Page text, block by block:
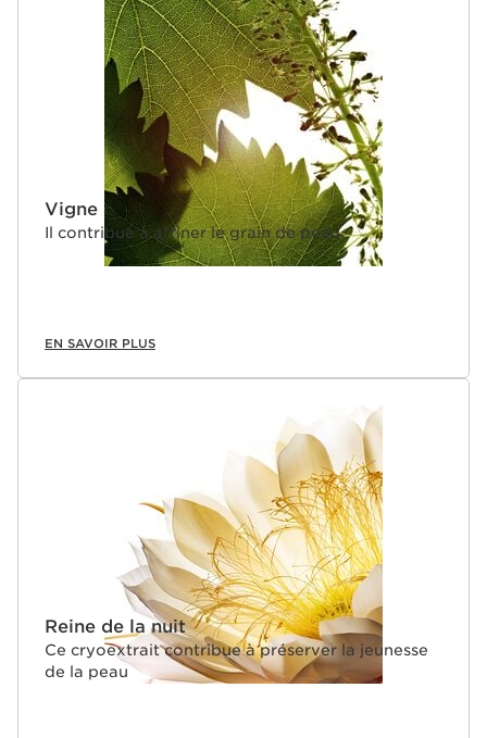
Vigne
Il contribue à affiner le grain de peau.
EN SAVOIR PLUS
Reine de la nuit
Ce cryoextrait contribue à préserver la jeunesse
de la peau